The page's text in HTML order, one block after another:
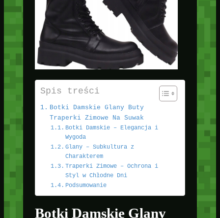
Spis treści
Botki Damskie Glany Buty
Traperki Zimowe Na Suwak
Botki Damskie – Elegancja i
Wygoda
Glany – Subkultura z
Charakterem
Traperki Zimowe – Ochrona i
Styl w Chłodne Dni
Podsumowanie
Botki Damskie Glany